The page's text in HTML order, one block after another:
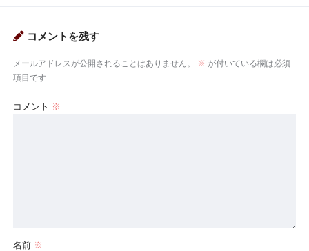
コメントを残す
メールアドレスが公開されることはありません。 ※ が付いている欄は必須
項目です
コメント ※
名前 ※